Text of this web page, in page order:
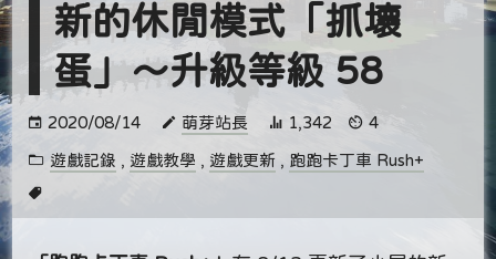
新的休閒模式「抓壞
蛋」～升級等級 58
2020/08/14 萌芽站長 1,342 4
遊戲記錄 , 遊戲教學 , 遊戲更新 , 跑跑卡丁車 Rush+